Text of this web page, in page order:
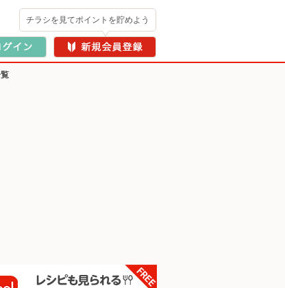
チラシを見てポイントを貯めよう